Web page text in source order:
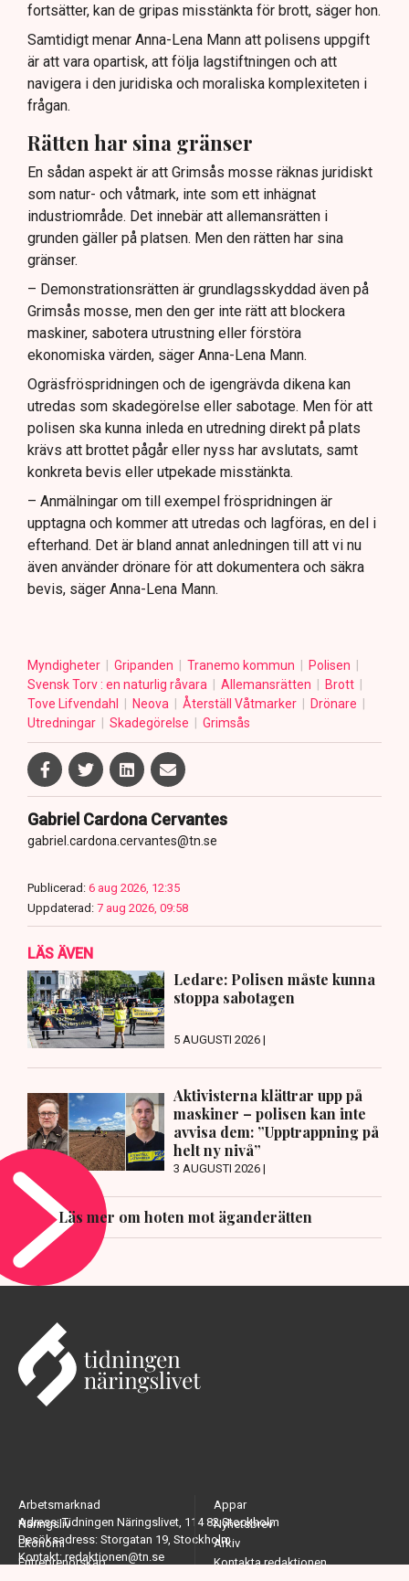
fortsätter, kan de gripas misstänkta för brott, säger hon.
Samtidigt menar Anna-Lena Mann att polisens uppgift
är att vara opartisk, att följa lagstiftningen och att
navigera i den juridiska och moraliska komplexiteten i
frågan.
Rätten har sina gränser
En sådan aspekt är att Grimsås mosse räknas juridiskt
som natur- och våtmark, inte som ett inhägnat
industriområde. Det innebär att allemansrätten i
grunden gäller på platsen. Men den rätten har sina
gränser.
– Demonstrationsrätten är grundlagsskyddad även på
Grimsås mosse, men den ger inte rätt att blockera
maskiner, sabotera utrustning eller förstöra
ekonomiska värden, säger Anna-Lena Mann.
Ogräsfröspridningen och de igengrävda dikena kan
utredas som skadegörelse eller sabotage. Men för att
polisen ska kunna inleda en utredning direkt på plats
krävs att brottet pågår eller nyss har avslutats, samt
konkreta bevis eller utpekade misstänkta.
– Anmälningar om till exempel fröspridningen är
upptagna och kommer att utredas och lagföras, en del i
efterhand. Det är bland annat anledningen till att vi nu
även använder drönare för att dokumentera och säkra
bevis, säger Anna-Lena Mann.
Myndigheter Gripanden Tranemo kommun
Polisen
Svensk Torv : en naturlig råvara
Allemansrätten
Brott
Tove Lifvendahl
Neova Återställ Våtmarker
Drönare
Utredningar
Skadegörelse Grimsås
Gabriel Cardona Cervantes
gabriel.cardona.cervantes@tn.se
Publicerad: 6 aug 2026, 12:35
Uppdaterad: 7 aug 2026, 09:58
LÄS ÄVEN
Ledare: Polisen måste kunna
stoppa sabotagen
5 AUGUSTI 2026 |
Aktivisterna klättrar upp på
maskiner – polisen kan inte
avvisa dem: ”Upptrappning på
helt ny nivå”
3 AUGUSTI 2026 |
Läs mer om hoten mot äganderätten
Adress: Tidningen Näringslivet, 114 82 Stockholm
Besöksadress: Storgatan 19, Stockholm
Kontakt: redaktionen@tn.se
Arbetsmarknad
Näringsliv
Ekonomi
Entreprenörskap
Appar
Nyhetsbrev
Arkiv
Kontakta redaktionen